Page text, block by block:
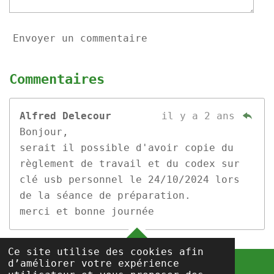
Ce site utilise des cookies afin
d’améliorer votre expérience
Envoyer un commentaire
Commentaires
Alfred Delecour
il y a 2 ans
Bonjour,
serait il possible d'avoir copie du
règlement de travail et du codex sur
clé usb personnel le 24/10/2024 lors
de la séance de préparation.
merci et bonne journée
HAUT